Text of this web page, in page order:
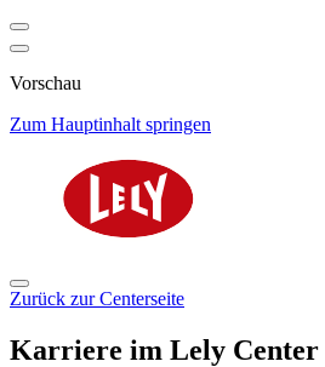
Vorschau
Zum Hauptinhalt springen
Zurück zur Centerseite
Karriere im Lely